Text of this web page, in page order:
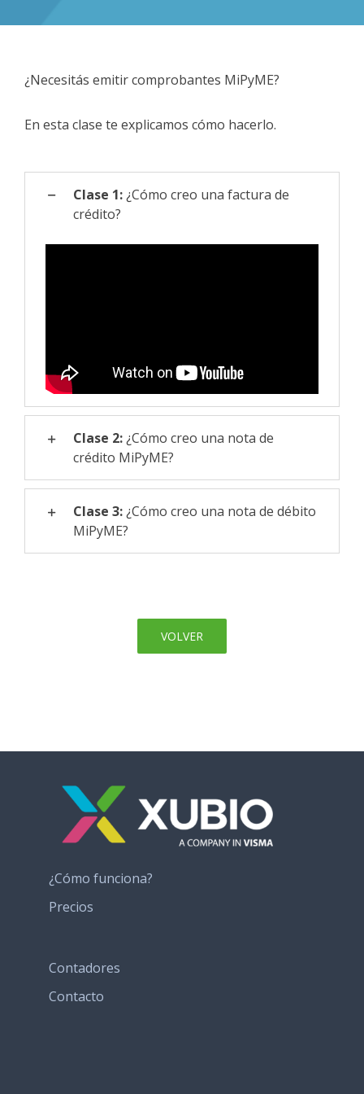
¿Necesitás emitir comprobantes MiPyME?
En esta clase te explicamos cómo hacerlo.
Clase 1:¿Cómo creo una factura de
crédito?
Clase 2:¿Cómo creo una nota de
crédito MiPyME?
Clase 3:¿Cómo creo una nota de débito
MiPyME?
VOLVER
¿Cómo funciona?
Precios
Contadores
Contacto